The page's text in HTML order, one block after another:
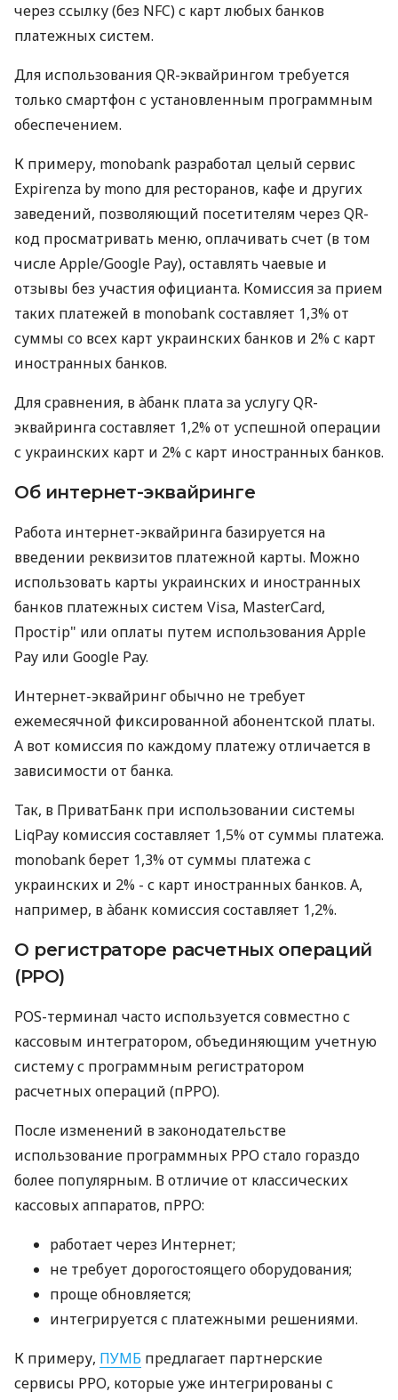
через ссылку (без NFC) с карт любых банков
платежных систем.
Для использования QR-эквайрингом требуется
только смартфон с установленным программным
обеспечением.
К примеру, monobank разработал целый сервис
Expirenza by mono для ресторанов, кафе и других
заведений, позволяющий посетителям через QR-
код просматривать меню, оплачивать счет (в том
числе Apple/Google Pay), оставлять чаевые и
отзывы без участия официанта. Комиссия за прием
таких платежей в monobank составляет 1,3% от
суммы со всех карт украинских банков и 2% с карт
иностранных банков.
Для сравнения, в àбанк плата за услугу QR-
эквайринга составляет 1,2% от успешной операции
с украинских карт и 2% с карт иностранных банков.
Об интернет-эквайринге
Работа интернет-эквайринга базируется на
введении реквизитов платежной карты. Можно
использовать карты украинских и иностранных
банков платежных систем Visa, MasterCard,
Простір" или оплаты путем использования Apple
Pay или Google Pay.
Интернет-эквайринг обычно не требует
ежемесячной фиксированной абонентской платы.
А вот комиссия по каждому платежу отличается в
зависимости от банка.
Так, в ПриватБанк при использовании системы
LiqPay комиссия составляет 1,5% от суммы платежа.
monobank берет 1,3% от суммы платежа с
украинских и 2% - с карт иностранных банков. А,
например, в àбанк комиссия составляет 1,2%.
О регистраторе расчетных операций
(РРО)
POS-терминал часто используется совместно с
кассовым интегратором, объединяющим учетную
систему с программным регистратором
расчетных операций (пРРО).
После изменений в законодательстве
использование программных РРО стало гораздо
более популярным. В отличие от классических
кассовых аппаратов, пРРО:
работает через Интернет;
не требует дорогостоящего оборудования;
проще обновляется;
интегрируется с платежными решениями.
К примеру, ПУМБ предлагает партнерские
сервисы РРО, которые уже интегрированы с